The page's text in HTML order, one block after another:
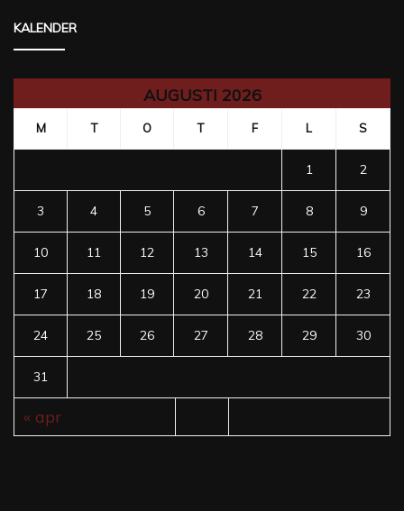
KALENDER
AUGUSTI 2026
M T O T F L S
1 2
3 4 5 6 7 8 9
10 11 12 13 14 15 16
17 18 19 20 21 22 23
24 25 26 27 28 29 30
31
« apr